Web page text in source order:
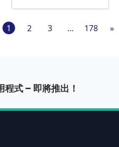
1 2 3 … 178 »
式 – 即將推出！